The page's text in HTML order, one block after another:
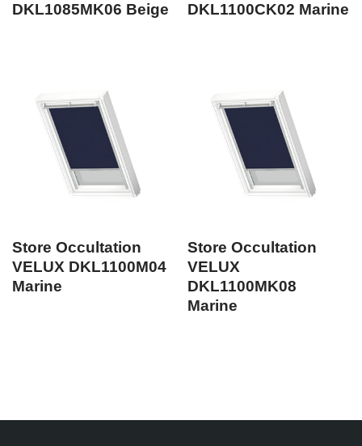
DKL1085MK06 Beige
DKL1100CK02 Marine
Store Occultation
VELUX DKL1100M04
Marine
Store Occultation
VELUX
DKL1100MK08
Marine